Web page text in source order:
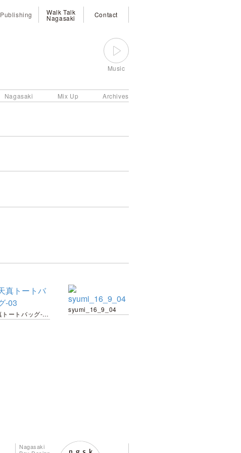
Publishing Walk Talk
Nagasaki Contact
Music
Nagasaki Mix Up Archives
天真トートバッグ-03
syumi_16_9_04
Nagasaki